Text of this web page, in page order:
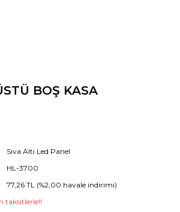
BOŞ KASA
Sıva Altı Led Panel
HL-3700
77,26 TL (%2,00 havale indirimi)
taksitlerle!!